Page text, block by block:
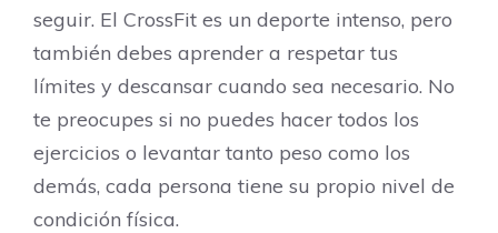
seguir. El CrossFit es un deporte intenso, pero
también debes aprender a respetar tus
límites y descansar cuando sea necesario. No
te preocupes si no puedes hacer todos los
ejercicios o levantar tanto peso como los
demás, cada persona tiene su propio nivel de
condición física.